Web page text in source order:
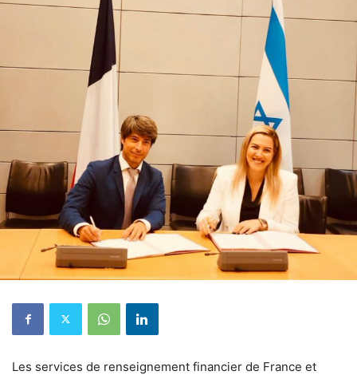
Les services de renseignement financier de France et